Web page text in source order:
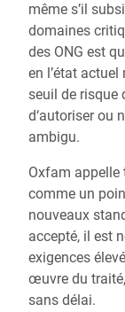
même s’il
domaines
des ONG est
en l’état actuel
seuil de risque
d‘autoriser ou
ambigu.
Oxfam appelle
comme un
nouveaux
accepté, il est
exigences
œuvre du
sans délai.